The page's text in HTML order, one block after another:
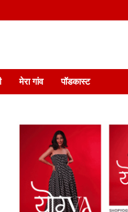
I जानकारी भी समझदारी भी और
मेरा गांव पॉडकास्ट